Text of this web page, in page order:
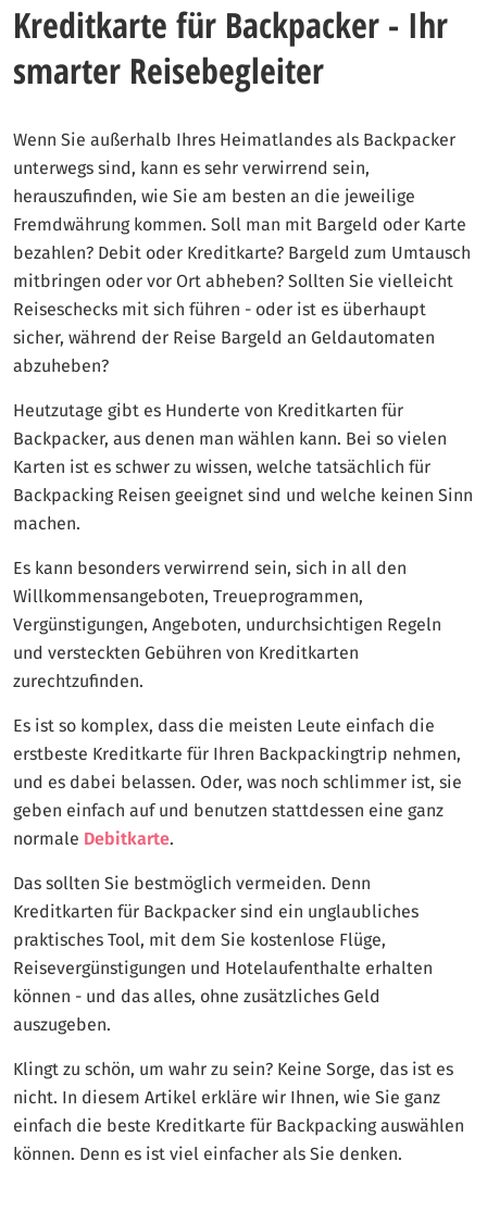
brauchen, um die klügsten Entscheidungen zu treffen.
Unsere Experten verfügen über umfangreiche Erfahrungen und
ehrliche Vergleiche aller deutschen Kreditkarten zu bieten.
Unser Ziel bei Kreditkarten360 ist es, Ihnen alle notwendigen
Informationen zur Verfügung zu stellen, damit Sie eine kluge
Entscheidung treffen können, die zu Ihren Finanzen passt.
Kreditkarte für Backpacker - Ihr
smarter Reisebegleiter
Wenn Sie außerhalb Ihres Heimatlandes als Backpacker
unterwegs sind, kann es sehr verwirrend sein,
herauszufinden, wie Sie am besten an die jeweilige
Fremdwährung kommen. Soll man mit Bargeld oder Karte
bezahlen? Debit oder Kreditkarte? Bargeld zum Umtausch
mitbringen oder vor Ort abheben? Sollten Sie vielleicht
Reiseschecks mit sich führen - oder ist es überhaupt
sicher, während der Reise Bargeld an Geldautomaten
abzuheben?
Heutzutage gibt es Hunderte von Kreditkarten für
Backpacker, aus denen man wählen kann. Bei so vielen
Karten ist es schwer zu wissen, welche tatsächlich für
Backpacking Reisen geeignet sind und welche keinen Sinn
machen.
Es kann besonders verwirrend sein, sich in all den
Willkommensangeboten, Treueprogrammen,
Vergünstigungen, Angeboten, undurchsichtigen Regeln
und versteckten Gebühren von Kreditkarten
zurechtzufinden.
Es ist so komplex, dass die meisten Leute einfach die
erstbeste Kreditkarte für Ihren Backpackingtrip nehmen,
und es dabei belassen. Oder, was noch schlimmer ist, sie
geben einfach auf und benutzen stattdessen eine ganz
normale Debitkarte.
Das sollten Sie bestmöglich vermeiden. Denn
Kreditkarten für Backpacker sind ein unglaubliches
praktisches Tool, mit dem Sie kostenlose Flüge,
Reisevergünstigungen und Hotelaufenthalte erhalten
können - und das alles, ohne zusätzliches Geld
auszugeben.
Klingt zu schön, um wahr zu sein? Keine Sorge, das ist es
nicht. In diesem Artikel erkläre wir Ihnen, wie Sie ganz
einfach die beste Kreditkarte für Backpacking auswählen
können. Denn es ist viel einfacher als Sie denken.